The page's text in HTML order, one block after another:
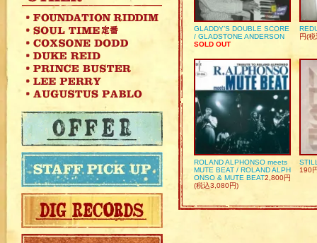
GLADDY’S DOUBLE SCORE
/ GLADSTONE ANDERSON
SOLD OUT
円(
ROLAND ALPHONSO meets
MUTE BEAT / ROLAND ALPH
ONSO & MUTE BEAT2,800円
(税込3,080円)
190